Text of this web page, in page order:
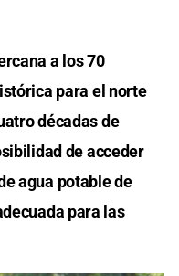
a los 70
para el norte
décadas de
de acceder
agua potable de
para las